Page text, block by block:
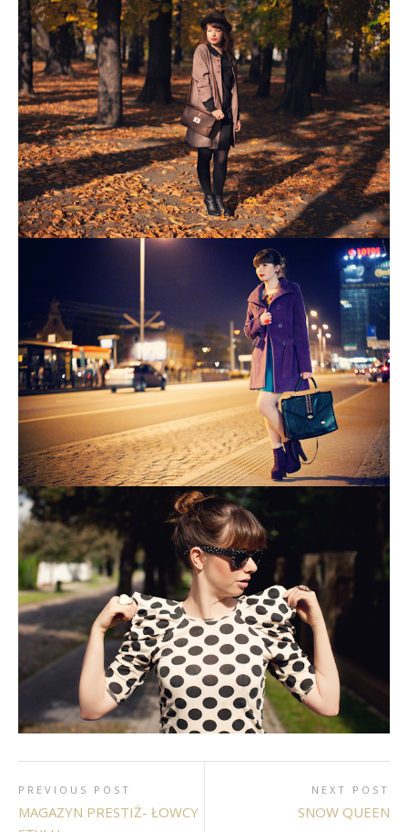
PREVIOUS POST
MAGAZYN PRESTIŻ- ŁOWCY
NEXT POST
SNOW QUEEN